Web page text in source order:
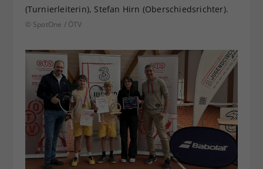
(Turnierleiterin), Stefan Hirn (Oberschiedsrichter).
© SpotOne / ÖTV